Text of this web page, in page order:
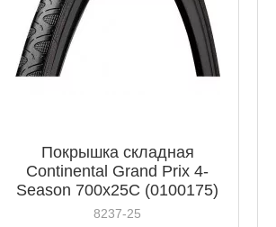
Покрышка складная
Continental Grand Prix 4-
Season 700x25C (0100175)
8237-25